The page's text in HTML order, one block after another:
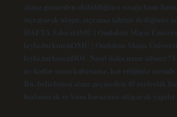
alana girmeden olabildiğince uzağa kum
sıçrayarak ulaşır, sıçrama tahtası dediğimiz
HAFTA 5.docxOMÜ | Ondokuz Mayıs
leyla.turkmenOMÜ | Ondokuz Mayıs
leyla.turkmenDOC Nasıl daha uzun atlanır?
ne kadar uzun kalırsanız, kat ettiğiniz
Bu, belirlenen alanı geçmeden 45 metrelik
hızlanarak ve kum havuzuna atlayarak